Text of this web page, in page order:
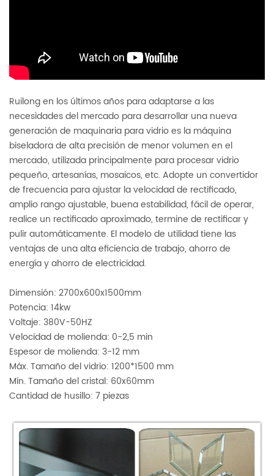
Ruilong en los últimos años para adaptarse a las
necesidades del mercado para desarrollar una nueva
generación de maquinaria para vidrio es la máquina
biseladora de alta precisión de menor volumen en el
mercado, utilizada principalmente para procesar vidrio
pequeño, artesanías, mosaicos, etc. Adopte un convertidor
de frecuencia para ajustar la velocidad de rectificado,
amplio rango ajustable, buena estabilidad, fácil de operar,
realice un rectificado aproximado, termine de rectificar y
pulir automáticamente. El modelo de utilidad tiene las
ventajas de una alta eficiencia de trabajo, ahorro de
energía y ahorro de electricidad.
Dimensión: 2700x600x1500mm
Potencia: 14kw
Voltaje: 380V-50HZ
Velocidad de molienda: 0-2,5 min
Espesor de molienda: 3-12 mm
Máx. Tamaño del vidrio: 1200*1500 mm
Mín. Tamaño del cristal: 60x60mm
Cantidad de husillo: 7 piezas